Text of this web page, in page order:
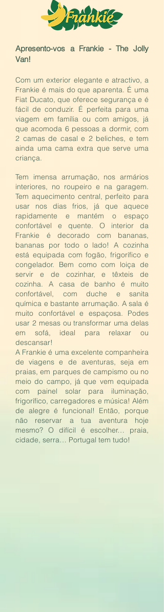
Apresento-vos a Frankie - The Jolly
Van!
Com um exterior elegante e atractivo, a
Frankie é mais do que aparenta. É uma
Fiat Ducato, que oferece segurança e é
fácil de conduzir. É perfeita para uma
viagem em família ou com amigos, já
que acomoda 6 pessoas a dormir, com
2 camas de casal e 2 beliches, e tem
ainda uma cama extra que serve uma
criança.
Tem imensa arrumação, nos armários
interiores, no roupeiro e na garagem.
Tem aquecimento central, perfeito para
usar nos dias frios, já que aquece
rapidamente e mantém o espaço
confortável e quente. O interior da
Frankie é decorado com bananas,
bananas por todo o lado! A cozinha
está equipada com fogão, frigorífico e
congelador. Bem como com loiça de
servir e de cozinhar, e têxteis de
cozinha. A casa de banho é muito
confortável, com duche e sanita
química e bastante arrumação. A sala é
muito confortável e espaçosa. Podes
usar 2 mesas ou transformar uma delas
em sofá, ideal para relaxar ou
descansar!
A Frankie é uma excelente companheira
de viagens e de aventuras, seja em
praias, em parques de campismo ou no
meio do campo, já que vem equipada
com painel solar para iluminação,
frigorífico, carregadores e música! Além
de alegre é funcional! Então, porque
não reservar a tua aventura hoje
mesmo? O difícil é escolher… praia,
cidade, serra… Portugal tem tudo!